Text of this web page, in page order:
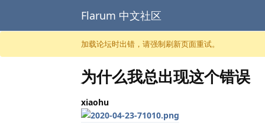
跳至内容
Flarum 中文社区
加载论坛时出错，请强制刷新页面重试。
为什么我总出现这个错误
xiaohu